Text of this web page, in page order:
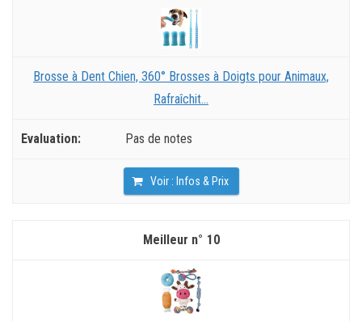
Brosse à Dent Chien, 360° Brosses à Doigts pour Animaux,
Rafraîchit...
Pas de notes
Voir : Infos & Prix
10